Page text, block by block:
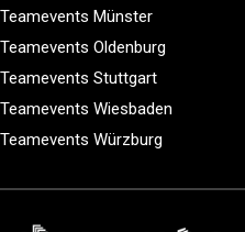
Teamevents Münster
Teamevents Oldenburg
Teamevents Stuttgart
Teamevents Wiesbaden
Teamevents Würzburg